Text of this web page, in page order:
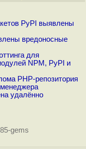
PyPI выявлены
вредоносные
для
NPM, PyPI и
PHP-репозитория
удалённо
gems